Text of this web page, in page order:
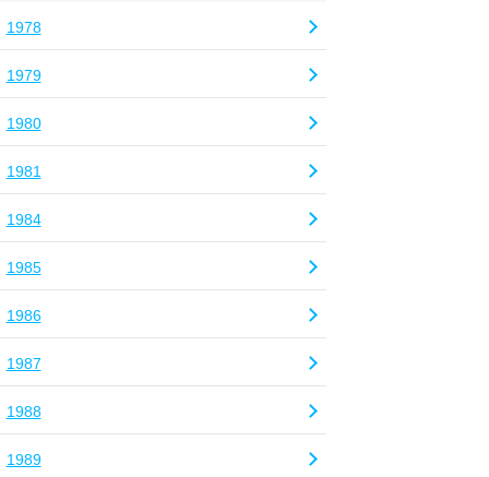
1978
1979
1980
1981
1984
1985
1986
1987
1988
1989